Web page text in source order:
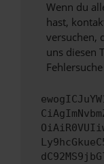
Wenn du
hast,
versuchen,
uns diesen